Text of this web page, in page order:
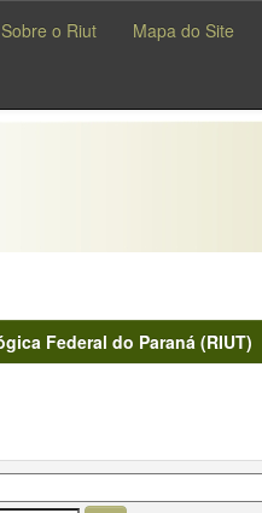
Sobre o Riut Mapa do Site
Federal do Paraná (RIUT)